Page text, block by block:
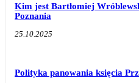
Kim jest Bartłomiej
Poznania
25.10.2025
Polityka panowania księcia